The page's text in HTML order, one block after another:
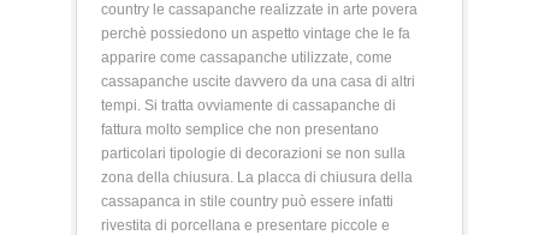
country le cassapanche realizzate in arte povera
perchè possiedono un aspetto vintage che le fa
apparire come cassapanche utilizzate, come
cassapanche uscite davvero da una casa di altri
tempi. Si tratta ovviamente di cassapanche di
fattura molto semplice che non presentano
particolari tipologie di decorazioni se non sulla
zona della chiusura. La placca di chiusura della
cassapanca in stile country può essere infatti
rivestita di porcellana e presentare piccole e